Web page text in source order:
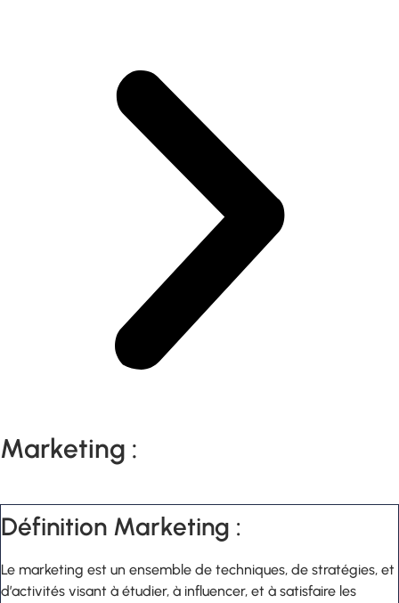
Marketing :
Définition Marketing :
Le marketing est un ensemble de techniques, de stratégies, et
d’activités visant à étudier, à influencer, et à satisfaire les